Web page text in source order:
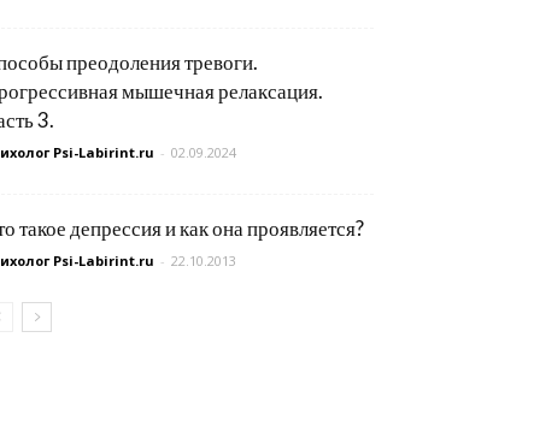
преодоления тревоги.
мышечная релаксация.
3.
Psi-Labirint.ru - 02.09.2024
такое депрессия и как она проявляется?
Psi-Labirint.ru - 22.10.2013